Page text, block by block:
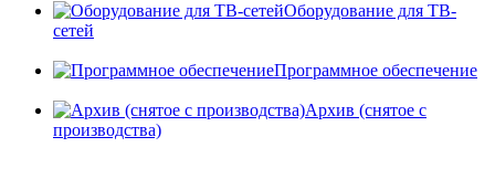
Оборудование для ТВ-
сетей
Программное обеспечение
Архив (снятое с
производства)